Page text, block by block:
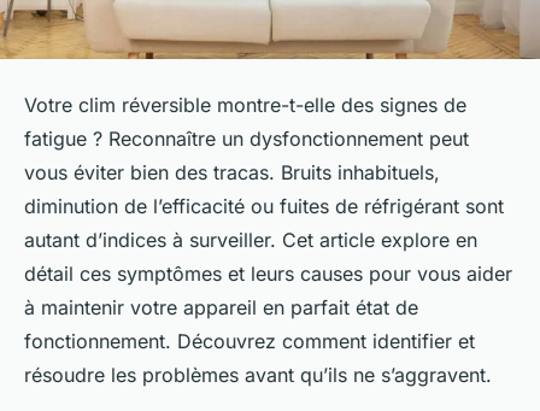
Votre clim réversible montre-t-elle des signes de
fatigue ? Reconnaître un dysfonctionnement peut
vous éviter bien des tracas. Bruits inhabituels,
diminution de l’efficacité ou fuites de réfrigérant sont
autant d’indices à surveiller. Cet article explore en
détail ces symptômes et leurs causes pour vous aider
à maintenir votre appareil en parfait état de
fonctionnement. Découvrez comment identifier et
résoudre les problèmes avant qu’ils ne s’aggravent.